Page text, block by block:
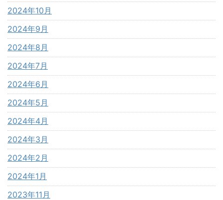
2024年10月
2024年9月
2024年8月
2024年7月
2024年6月
2024年5月
2024年4月
2024年3月
2024年2月
2024年1月
2023年11月